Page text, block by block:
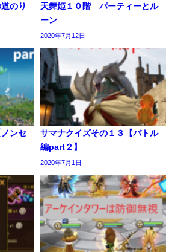
のり
天舞姫１０階 パーティーとル
ーン
2020年7月12日
ンセ
サマナクイズその１３【バトル
編part２】
2020年7月1日